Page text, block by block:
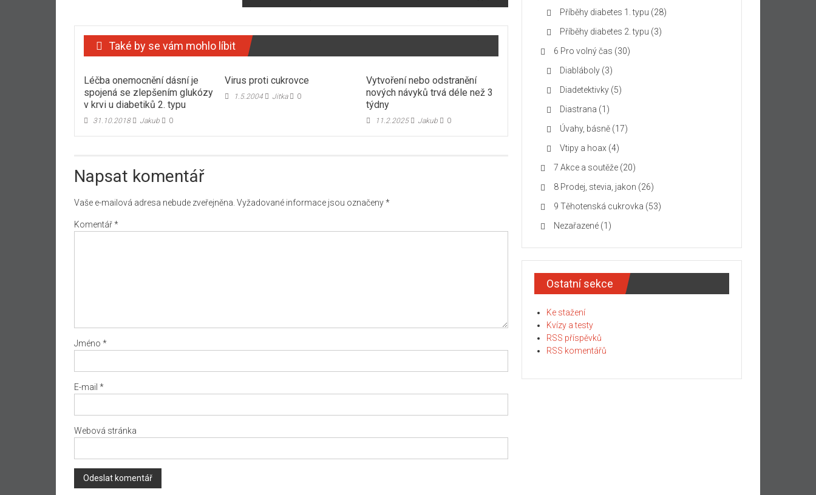
Také by se vám mohlo líbit
Léčba onemocnění dásní je
spojená se zlepšením glukózy
v krvi u diabetiků 2. typu
31.10.2018 Jakub 0
Virus proti cukrovce
1.5.2004 Jitka 0
Vytvoření nebo odstranění
nových návyků trvá déle než 3
týdny
11.2.2025 Jakub 0
Napsat komentář
Vaše e-mailová adresa nebude zveřejněna. Vyžadované informace jsou označeny*
Komentář*
Jméno *
E-mail *
Webová stránka
Příběhy diabetes 1. typu (28)
Příběhy diabetes 2. typu (3)
6 Pro volný čas (30)
Diabláboly (3)
Diadetektivky (5)
Diastrana (1)
Úvahy, básně (17)
Vtipy a hoax (4)
7 Akce a soutěže (20)
8 Prodej, stevia, jakon (26)
9 Těhotenská cukrovka (53)
Nezařazené (1)
Ostatní sekce
Ke stažení
Kvízy a testy
RSS příspěvků
RSS komentářů